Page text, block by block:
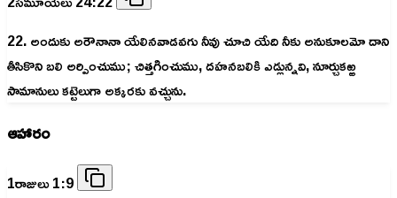
22. అందుకు అరౌనానా యేలినవాడవగు నీవు చూచి యేది నీకు అనుకూలమో దాని
తీసికొని బలి అర్పించుము; చిత్తగించుము, దహనబలికి ఎడ్లున్నవి, నూర్చుకఱ్ఱ
సామానులు కట్టెలుగా అక్కరకు వచ్చును.
ఆహారం
1రాజులు 1:9